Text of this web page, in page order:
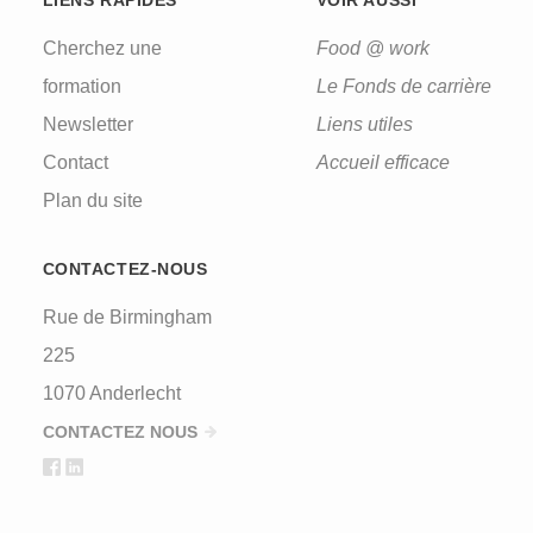
Cherchez une
formation
Newsletter
Contact
Plan du site
Food @ work
Le Fonds de carrière
Liens utiles
Accueil efficace
CONTACTEZ-NOUS
Rue de Birmingham
225
1070 Anderlecht
CONTACTEZ NOUS